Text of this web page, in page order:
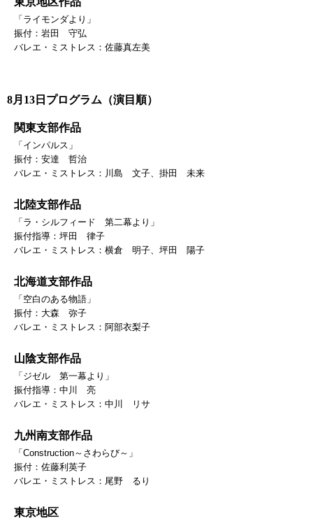
「ライモンダより」
振付：岩田 守弘
バレエ・ミストレス：佐藤真左美
8月13日プログラム（演目順）
関東支部作品
「インパルス」
振付：安達 哲治
バレエ・ミストレス：川島 文子、掛田 未来
北陸支部作品
「ラ・シルフィード 第二幕より」
振付指導：坪田 律子
バレエ・ミストレス：横倉 明子、坪田 陽子
北海道支部作品
「空白のある物語」
振付：大森 弥子
バレエ・ミストレス：阿部衣梨子
山陰支部作品
「ジゼル 第一幕より」
振付指導：中川 亮
バレエ・ミストレス：中川 リサ
九州南支部作品
「Construction～さわらび～」
振付：佐藤利英子
バレエ・ミストレス：尾野 るり
東京地区